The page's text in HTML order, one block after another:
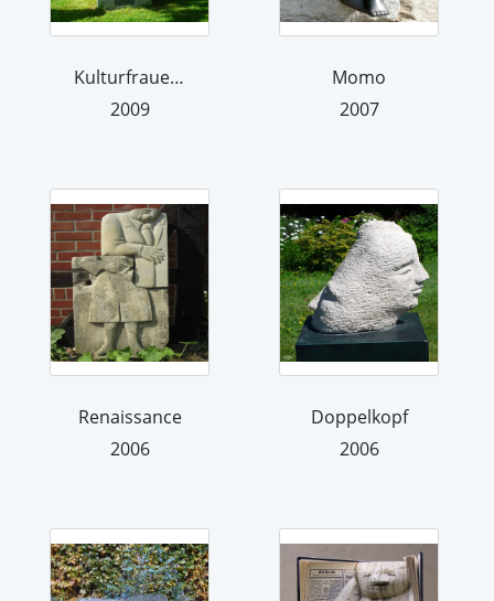
Kulturfrauen-Denkmal
2009
Momo
2007
Renaissance
2006
Doppelkopf
2006